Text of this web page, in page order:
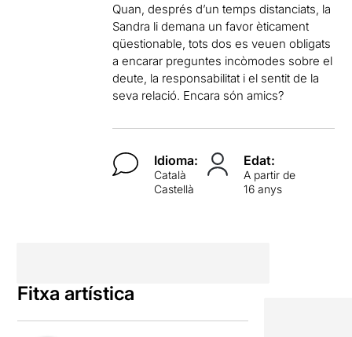
Quan, després d’un temps distanciats, la
Sandra li demana un favor èticament
qüestionable, tots dos es veuen obligats
a encarar preguntes incòmodes sobre el
deute, la responsabilitat i el sentit de la
seva relació. Encara són amics?
Idioma:
Català
Castellà
Edat:
A partir de
16 anys
Fitxa artística